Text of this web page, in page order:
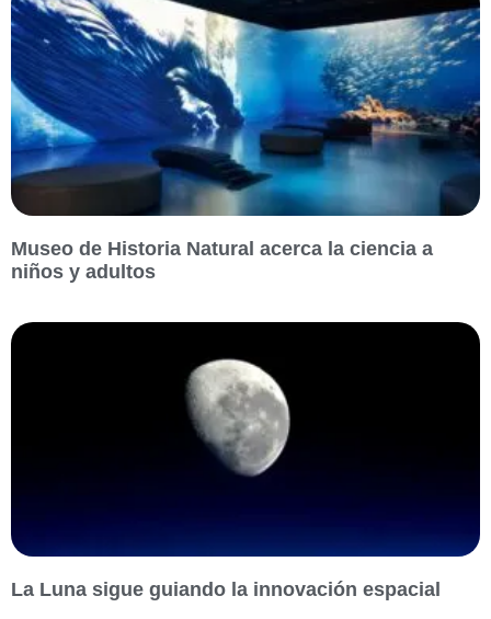
Museo de Historia Natural acerca la ciencia a
niños y adultos
La Luna sigue guiando la innovación espacial